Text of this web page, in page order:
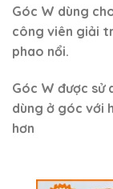
Góc W dùng
công viên giải
phao nổi.
Góc W được sử
dùng ở góc với
hơn